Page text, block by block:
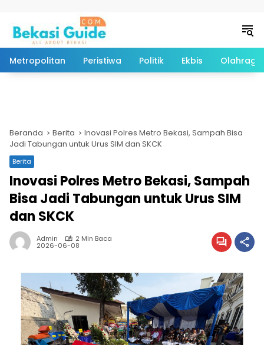
Metropolitan Peristiwa Politik Ekbis Olahraga
Beranda Berita
Inovasi Polres Metro Bekasi, Sampah Bisa
Jadi Tabungan untuk Urus SIM dan SKCK
Berita
Inovasi Polres Metro Bekasi, Sampah
Bisa Jadi Tabungan untuk Urus SIM
dan SKCK
Admin 2 Min Baca
2026-06-08